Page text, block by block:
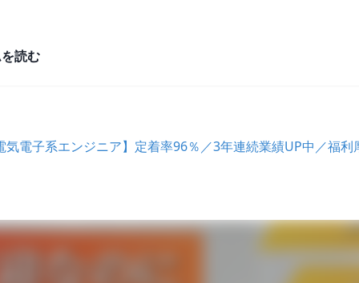
読む
気電子系エンジニア】定着率96％／3年連続業績UP中／福利